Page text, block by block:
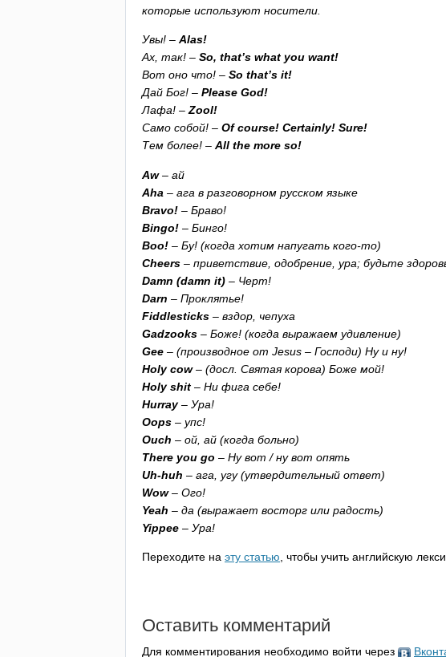
которые используют носители.
Увы! – Alas!
Ах, так! – So, that’s what you want!
Вот оно что! – So that’s it!
Дай Бог! – Please God!
Лафа! – Zool!
Само собой! – Of course! Certainly! Sure!
Тем более! – All the more so!
Aw– ай
Aha – ага в разговорном русском языке
Bravo! – Браво!
Bingo! – Бинго!
Boo! – Бу! (когда хотим напугать кого-то)
Cheers – приветствие, одобрение, ура; будьте
Damn (damn it) – Черт!
Darn – Проклятье!
Fiddlesticks – вздор, чепуха
Gadzooks – Боже! (когда выражаем удивление)
Gee – (производное от Jesus – Господи) Ну и ну!
Holy cow– (досл. Святая корова) Боже мой!
Holy shit – Ни фига себе!
Hurray– Ура!
Oops – упс!
Ouch – ой, ай (когда больно)
There you go – Ну вот / ну вот опять
Uh-huh – ага, угу (утвердительный ответ)
Wow– Ого!
Yeah – да (выражает восторг или радость)
Yippee – Ура!
Переходите на эту статью , чтобы учить английскую
Оставить комментарий
Для комментирования необходимо войти через